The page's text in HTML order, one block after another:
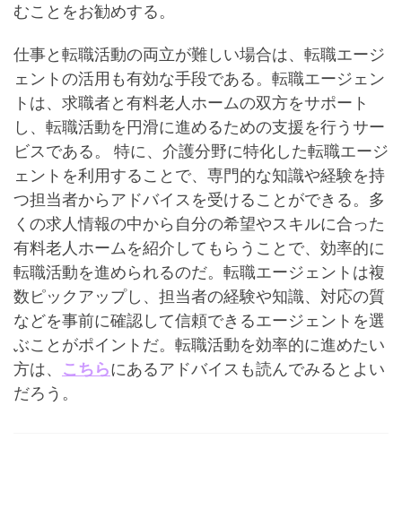
むことをお勧めする。
仕事と転職活動の両立が難しい場合は、転職エージ
ェントの活用も有効な手段である。転職エージェン
トは、求職者と有料老人ホームの双方をサポート
し、転職活動を円滑に進めるための支援を行うサー
ビスである。 特に、介護分野に特化した転職エージ
ェントを利用することで、専門的な知識や経験を持
つ担当者からアドバイスを受けることができる。多
くの求人情報の中から自分の希望やスキルに合った
有料老人ホームを紹介してもらうことで、効率的に
転職活動を進められるのだ。転職エージェントは複
数ピックアップし、担当者の経験や知識、対応の質
などを事前に確認して信頼できるエージェントを選
ぶことがポイントだ。転職活動を効率的に進めたい
方は、 こちらにあるアドバイスも読んでみるとよい
だろう。